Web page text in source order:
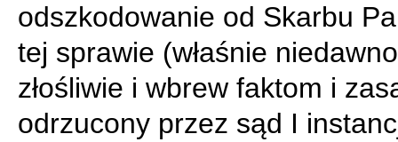
odszkodowanie od Skarbu
tej sprawie (właśnie
złośliwie i wbrew faktom i
odrzucony przez sąd I